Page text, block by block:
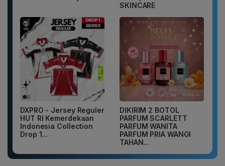
SKINCARE
DXPRO - Jersey Reguler
HUT RI Kemerdekaan
Indonesia Collection
Drop 1...
DIKIRIM 2 BOTOL
PARFUM SCARLETT
PARFUM WANITA
PARFUM PRIA WANGI
TAHAN...